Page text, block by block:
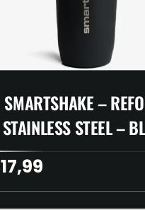
SMARTSHAKE –
STAINLESS STEEL –
17,99